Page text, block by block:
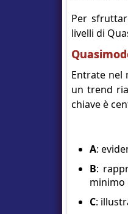
Per
livelli di
Entrate nel
un trend
chiave è
A:
B:
minimo
C: